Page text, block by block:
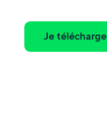
Je télécharge